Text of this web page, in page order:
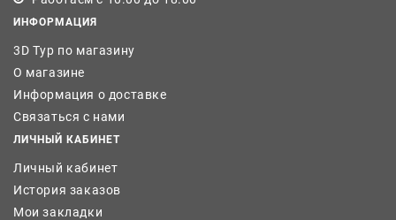
ИНФОРМАЦИЯ
3D Тур по магазину
О магазине
Информация о доставке
Связаться с нами
ЛИЧНЫЙ КАБИНЕТ
Личный кабинет
История заказов
Мои закладки